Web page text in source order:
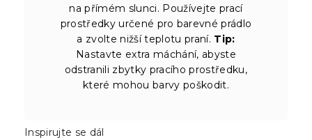
na přímém slunci. Používejte prací
prostředky určené pro barevné prádlo
a zvolte nižší teplotu praní. Tip:
Nastavte extra máchání, abyste
odstranili zbytky pracího prostředku,
které mohou barvy poškodit.
Inspirujte se dál